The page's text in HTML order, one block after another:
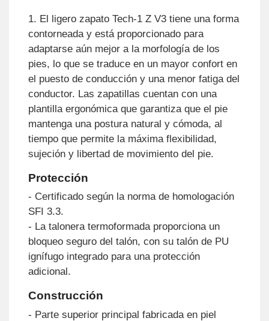
1. El ligero zapato Tech-1 Z V3 tiene una forma
contorneada y está proporcionado para
adaptarse aún mejor a la morfología de los
pies, lo que se traduce en un mayor confort en
el puesto de conducción y una menor fatiga del
conductor. Las zapatillas cuentan con una
plantilla ergonómica que garantiza que el pie
mantenga una postura natural y cómoda, al
tiempo que permite la máxima flexibilidad,
sujeción y libertad de movimiento del pie.
Protección
- Certificado según la norma de homologación
SFI 3.3.
- La talonera termoformada proporciona un
bloqueo seguro del talón, con su talón de PU
ignífugo integrado para una protección
adicional.
Construcción
- Parte superior principal fabricada en piel